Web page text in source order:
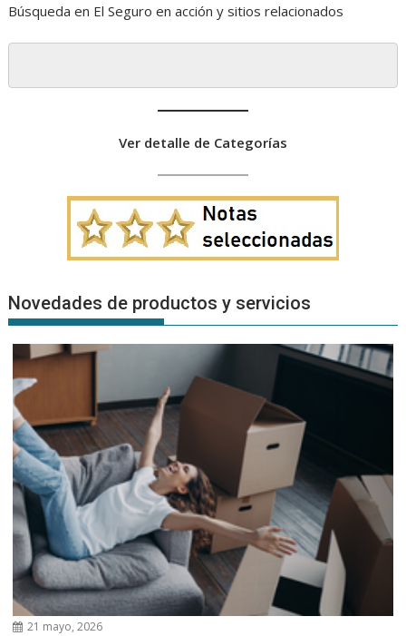
Búsqueda en El Seguro en acción y sitios relacionados
Ver detalle de Categorías
Novedades de productos y servicios
21 mayo, 2026